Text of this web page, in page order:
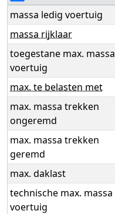
massa ledig voertuig
massa rijklaar
toegestane max. massa
voertuig
max. te belasten met
max. massa trekken
ongeremd
max. massa trekken
geremd
max. daklast
technische max. massa
voertuig